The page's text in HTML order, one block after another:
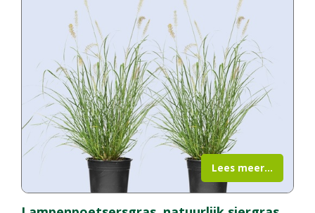
Lees meer...